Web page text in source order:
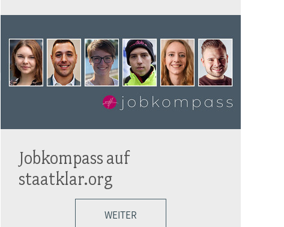
Jobkompass auf
staatklar.org
WEITER